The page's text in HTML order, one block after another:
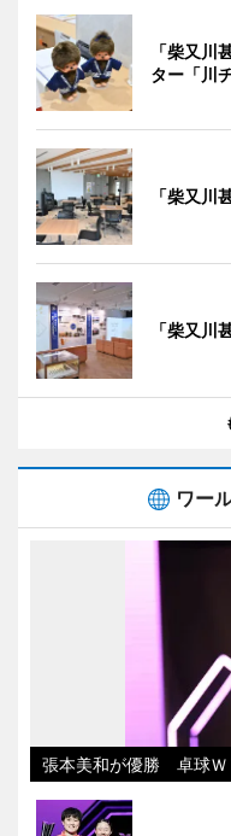
「柴又川
ター「川
「柴又川
「柴又川
ワー
張本美和が優勝 卓球Ｗ